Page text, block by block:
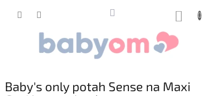
Baby's only potah Sense na Maxi